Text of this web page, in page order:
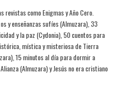
como Enigmas y Año Cero.
y enseñanzas sufíes (Almuzara), 33
y la paz (Cydonia), 50 cuentos para
mística y misteriosa de Tierra
15 minutos al día para dormir a
(Almuzara) y Jesús no era cristiano